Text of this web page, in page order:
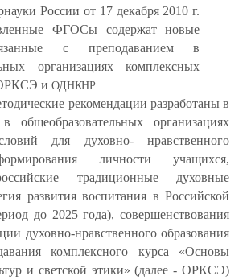
России от 17 декабря 2010 г.
ФГОСы содержат новые
с преподаванием в
организациях комплексных
и ОДНКНР.
рекомендации разработаны в
общеобразовательных организациях
для духовно- нравственного
личности учащихся,
традиционные духовные
развития воспитания в Российской
до 2025 года), совершенствования
духовно-нравственного образования
комплексного курса «Основы
и светской этики» (далее - ОРКСЭ)